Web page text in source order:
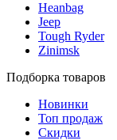
Heanbag
Jeep
Tough Ryder
Zinimsk
Подборка товаров
Новинки
Топ продаж
Скидки